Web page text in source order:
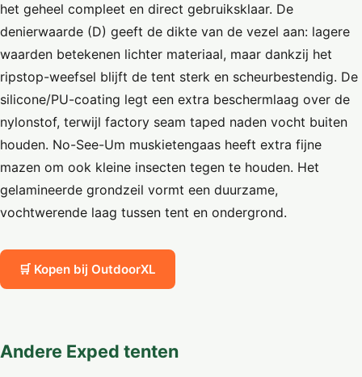
het geheel compleet en direct gebruiksklaar. De
denierwaarde (D) geeft de dikte van de vezel aan: lagere
waarden betekenen lichter materiaal, maar dankzij het
ripstop-weefsel blijft de tent sterk en scheurbestendig. De
silicone/PU-coating legt een extra beschermlaag over de
nylonstof, terwijl factory seam taped naden vocht buiten
houden. No-See-Um muskietengaas heeft extra fijne
mazen om ook kleine insecten tegen te houden. Het
gelamineerde grondzeil vormt een duurzame,
vochtwerende laag tussen tent en ondergrond.
🛒 Kopen bij OutdoorXL
Andere Exped tenten